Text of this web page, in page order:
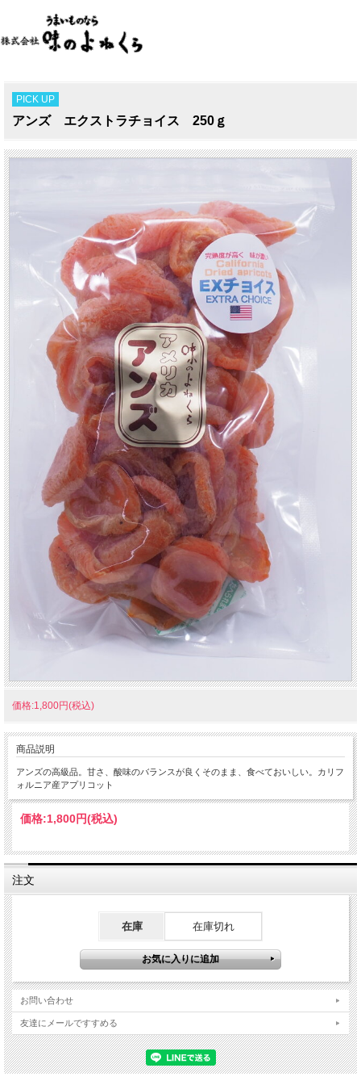
PICK UP
アンズ エクストラチョイス 250ｇ
価格:1,800円(税込)
商品説明
アンズの高級品。甘さ、酸味のバランスが良くそのまま、食べておいしい。カリフ
ォルニア産アプリコット
価格:1,800円(税込)
注文
在庫 在庫切れ
お問い合わせ
友達にメールですすめる